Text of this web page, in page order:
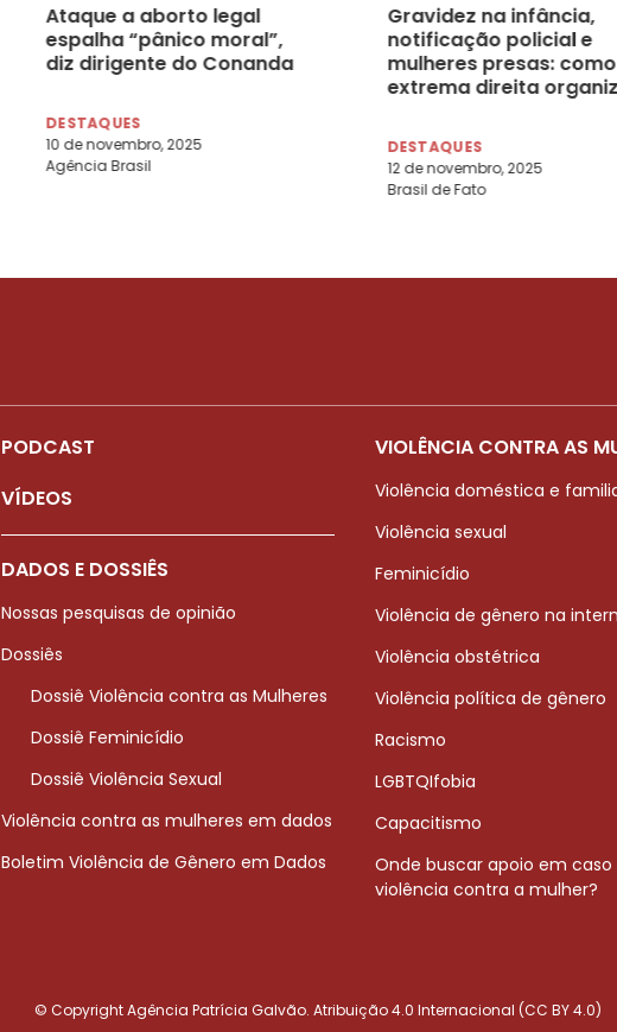
Ataque a aborto legal
espalha “pânico moral”,
diz dirigente do Conanda
DESTAQUES
10 de novembro, 2025
Agência Brasil
Gravidez na infância,
notificação policial e
mulheres presas:
extrema direita
DESTAQUES
12 de novembro, 2025
Brasil de Fato
PODCAST
VÍDEOS
DADOS E DOSSIÊS
Nossas pesquisas de opinião
Dossiês
Dossiê Violência contra as Mulheres
Dossiê Feminicídio
Dossiê Violência Sexual
Violência contra as mulheres em dados
Boletim Violência de Gênero em Dados
VIOLÊNCIA CONTRA AS
Violência doméstica e
Violência sexual
Feminicídio
Violência de gênero na
Violência obstétrica
Violência política de gênero
Racismo
LGBTQIfobia
Capacitismo
Onde buscar apoio em caso
violência contra a mulher?
© Copyright Agência Patrícia Galvão. Atribuição 4.0 Internacional (CC BY 4.0)